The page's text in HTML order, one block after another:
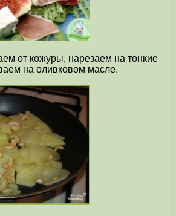
от кожуры, нарезаем на тонкие
на оливковом масле.